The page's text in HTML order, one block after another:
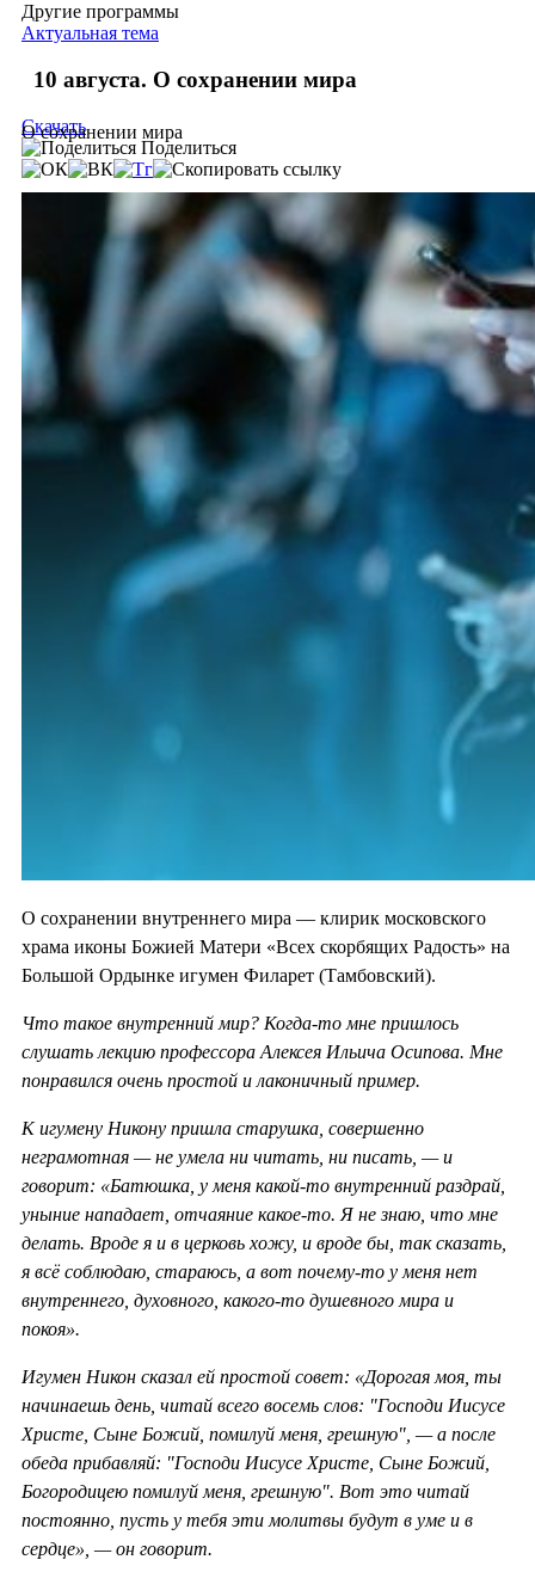
Другие программы
Актуальная тема
10 августа. О сохранении мира
О сохранении мира
Скачать
Поделиться
О сохранении внутреннего мира — клирик московского
храма иконы Божией Матери «Всех скорбящих Радость» на
Большой Ордынке игумен Филарет (Тамбовский).
Что такое внутренний мир? Когда-то мне пришлось
слушать лекцию профессора Алексея Ильича Осипова. Мне
понравился очень простой и лаконичный пример.
К игумену Никону пришла старушка, совершенно
неграмотная — не умела ни читать, ни писать, — и
говорит: «Батюшка, у меня какой-то внутренний раздрай,
уныние нападает, отчаяние какое-то. Я не знаю, что мне
делать. Вроде я и в церковь хожу, и вроде бы, так сказать,
я всё соблюдаю, стараюсь, а вот почему-то у меня нет
внутреннего, духовного, какого-то душевного мира и
покоя».
Игумен Никон сказал ей простой совет: «Дорогая моя, ты
начинаешь день, читай всего восемь слов: "Господи Иисусе
Христе, Сыне Божий, помилуй меня, грешную", — а после
обеда прибавляй: "Господи Иисусе Христе, Сыне Божий,
Богородицею помилуй меня, грешную". Вот это читай
постоянно, пусть у тебя эти молитвы будут в уме и в
сердце», — он говорит.